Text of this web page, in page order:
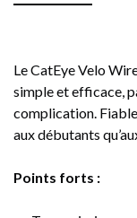
LeCatEye Velo
simple et efficace,
complication.
aux débutants
Points forts :